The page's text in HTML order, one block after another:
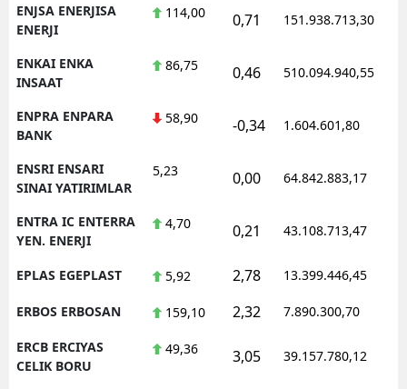
ENJSA ENERJISA
ENERJI
114,00 0,71 151.938.713,30
ENKAI ENKA
INSAAT
86,75 0,46 510.094.940,55
ENPRA ENPARA
BANK
58,90 -0,34 1.604.601,80
ENSRI ENSARI
SINAI YATIRIMLAR
5,23 0,00 64.842.883,17
ENTRA IC ENTERRA
YEN. ENERJI
4,70 0,21 43.108.713,47
EPLAS EGEPLAST 5,92 2,78 13.399.446,45
ERBOS ERBOSAN 159,10 2,32 7.890.300,70
ERCB ERCIYAS
CELIK BORU
49,36 3,05 39.157.780,12